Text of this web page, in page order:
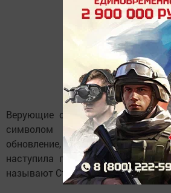
Верующие освятили ветви
символом праздника,
обновление, новую жизнь и
наступила последняя неделя
называют Страстной.